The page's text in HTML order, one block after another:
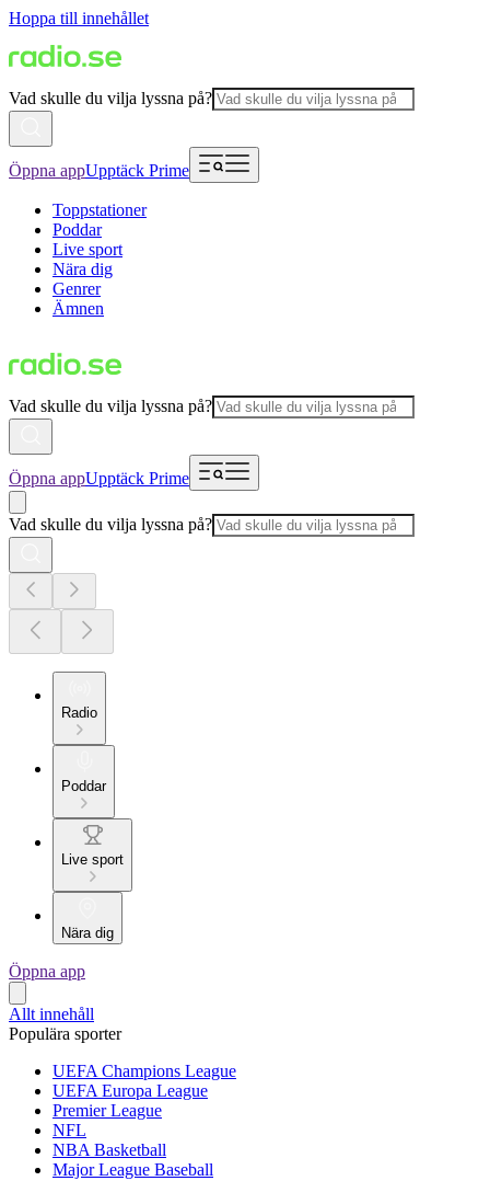
Hoppa till innehållet
Vad skulle du vilja lyssna på?
Öppna appUpptäck Prime
Toppstationer
Poddar
Live sport
Nära dig
Genrer
Ämnen
Vad skulle du vilja lyssna på?
Öppna appUpptäck Prime
Vad skulle du vilja lyssna på?
Radio
Poddar
Live sport
Nära dig
Öppna app
Allt innehåll
Populära sporter
UEFA Champions League
UEFA Europa League
Premier League
NFL
NBA Basketball
Major League Baseball